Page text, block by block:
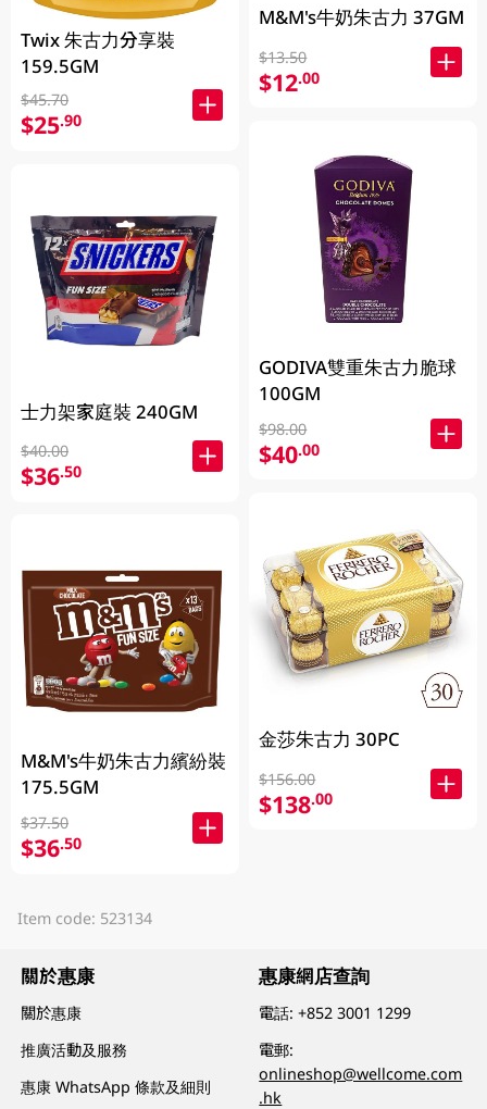
Twix 朱古力分享裝
159.5GM
$45.70
$25.90
士力架家庭裝 240GM
$40.00
$36.50
M&M's牛奶朱古力繽紛裝
175.5GM
$37.50
$36.50
M&M's牛奶朱古力 37GM
$13.50
$12.00
GODIVA雙重朱古力脆球
100GM
$98.00
$40.00
金莎朱古力 30PC
$156.00
$138.00
Item code: 523134
關於惠康
關於惠康
推廣活動及服務
惠康 WhatsApp 條款及細則
惠康網店查詢
電話:+852 3001 1299
電郵:
onlineshop@wellcome.com
.hk